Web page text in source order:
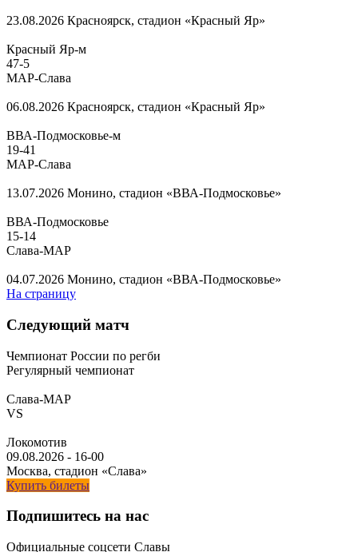
23.08.2026 Красноярск, стадион «Красный Яр»
Красный Яр-м
47-5
МАР-Слава
06.08.2026 Красноярск, стадион «Красный Яр»
ВВА-Подмосковье-м
19-41
МАР-Слава
13.07.2026 Монино, стадион «ВВА-Подмосковье»
ВВА-Подмосковье
15-14
Слава-МАР
04.07.2026 Монино, стадион «ВВА-Подмосковье»
На страницу
Следующий матч
Чемпионат России по регби
Регулярный чемпионат
Слава-МАР
VS
Локомотив
09.08.2026 - 16-00
Москва, стадион «Слава»
Купить билеты
Подпишитесь на нас
Официальные соцсети Славы